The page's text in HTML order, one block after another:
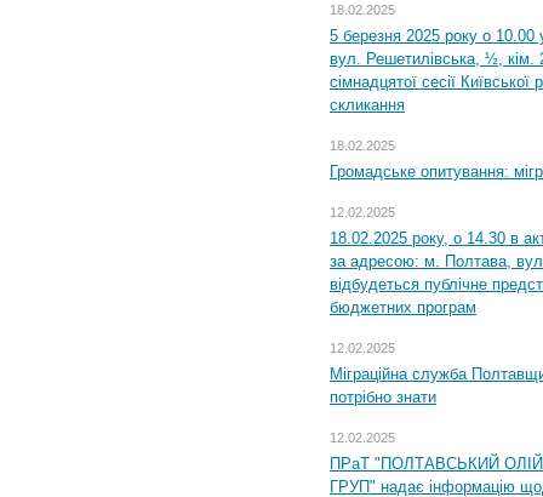
18.02.2025
5 березня 2025 року о 10.00
вул. Решетилівська, ½, кім.
сімнадцятої сесії
скликання
18.02.2025
Громадське опитування:
12.02.2025
18.02.2025 року, о 14.30 в
за адресою: м. Полтава,
відбудеться публічне
бюджетних програм
12.02.2025
Міграційна служба
потрібно знати
12.02.2025
ПРаТ "ПОЛТАВСЬКИЙ
ГРУП" надає інформацію